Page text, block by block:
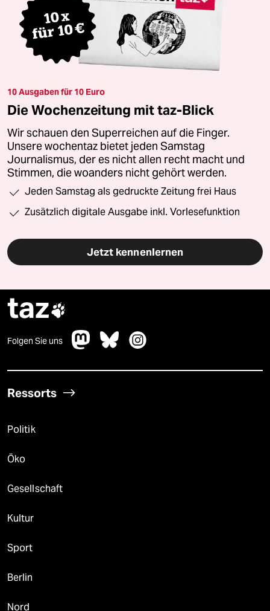
10 Ausgaben für 10 Euro
Die Wochenzeitung mit taz-Blick
Wir schauen den Superreichen auf die Finger.
Unsere wochentaz bietet jeden Samstag
Journalismus, der es nicht allen recht macht und
Stimmen, die woanders nicht gehört werden.
Jeden Samstag als gedruckte Zeitung frei Haus
Zusätzlich digitale Ausgabe inkl. Vorlesefunktion
Jetzt kennenlernen
taz
Folgen Sie uns
Ressorts
Politik
Öko
Gesellschaft
Kultur
Sport
Berlin
Nord